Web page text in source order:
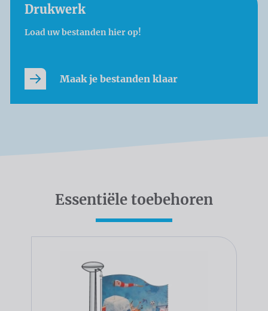
Drukwerk
Load uw bestanden hier op!
Maak je bestanden klaar
Essentiële toebehoren